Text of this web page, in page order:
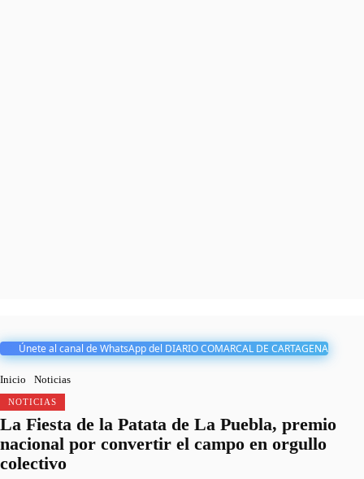
Únete al canal de WhatsApp del DIARIO COMARCAL DE CARTAGENA
Inicio Noticias
NOTICIAS
La Fiesta de la Patata de La Puebla, premio
nacional por convertir el campo en orgullo
colectivo